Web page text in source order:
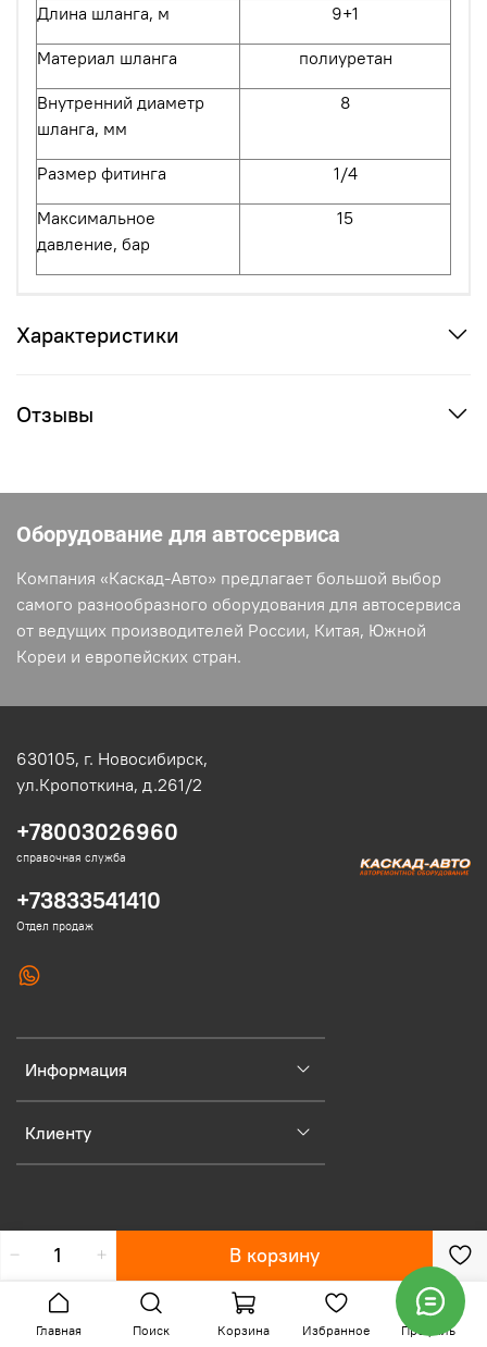
В корзину
Длина шланга, м 9+1
Материал шланга полиуретан
Внутренний диаметр
шланга, мм
8
Размер фитинга 1/4
Максимальное
давление, бар
15
Характеристики
Отзывы
Оборудование для автосервиса
Компания «Каскад-Авто» предлагает большой выбор
самого разнообразного оборудования для автосервиса
от ведущих производителей России, Китая, Южной
Кореи и европейских стран.
Информация
Клиенту
630105, г. Новосибирск,
ул.Кропоткина, д.261/2
+78003026960
справочная служба
+73833541410
Отдел продаж
Главная Поиск Корзина Избранное Профиль